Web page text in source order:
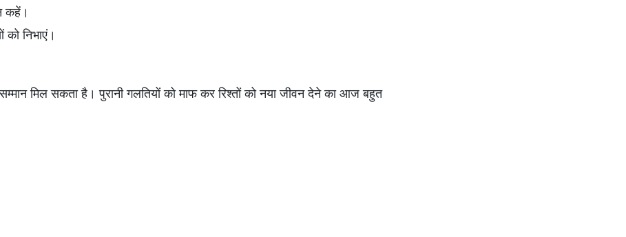
कहें।
को निभाएं।
मिल सकता है। पुरानी गलतियों को माफ कर रिश्तों को नया जीवन देने का आज बहुत